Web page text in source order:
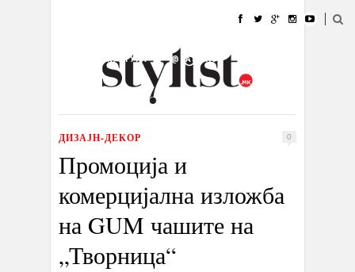
УБАВИНА
КУЛТУРА @РАБОТА
ИЗЛОГ
ДИЗАЈН-ДЕКОР 0
Промоција и
комерцијална изложба
на GUM чашите на
„Творница“